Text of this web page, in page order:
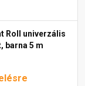
Roll univerzális
barna 5 m